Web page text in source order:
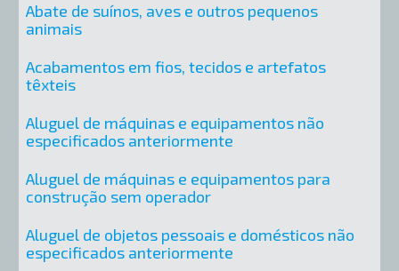
Abate de suínos, aves e outros pequenos
animais
Acabamentos em fios, tecidos e artefatos
têxteis
Aluguel de máquinas e equipamentos não
especificados anteriormente
Aluguel de máquinas e equipamentos para
construção sem operador
Aluguel de objetos pessoais e domésticos não
especificados anteriormente